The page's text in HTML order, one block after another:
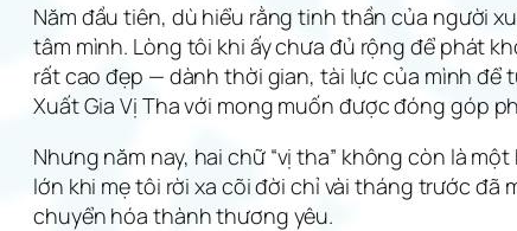
Năm đầu tiên, dù hiểu rằng tinh thần của người
tâm mình. Lòng tôi khi ấy chưa đủ rộng để phát
rất cao đẹp — dành thời gian, tài lực của mình để
Xuất Gia Vị Tha với mong muốn được đóng góp
Nhưng năm nay, hai chữ “vị tha” không còn là
lớn khi mẹ tôi rời xa cõi đời chỉ vài tháng trước
chuyển hóa thành thương yêu.